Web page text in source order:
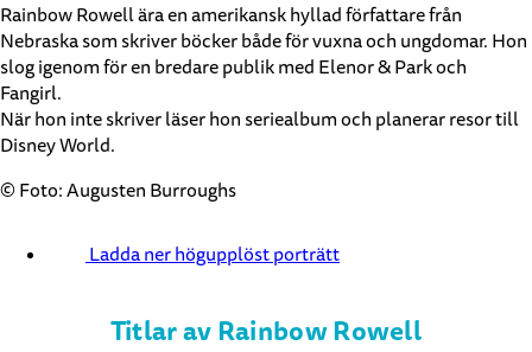
Rainbow Rowell ära en amerikansk hyllad författare från
Nebraska som skriver böcker både för vuxna och ungdomar. Hon
slog igenom för en bredare publik med Elenor & Park och
Fangirl.
När hon inte skriver läser hon seriealbum och planerar resor till
Disney World.
© Foto: Augusten Burroughs
Ladda ner högupplöst porträtt
Titlar av Rainbow Rowell